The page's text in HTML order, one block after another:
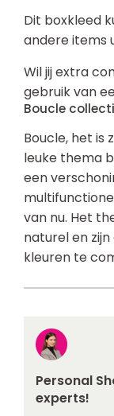
Dit boxkleed
andere items
Wil jij extra
gebruik van
Boucle
Boucle, het is
leuke thema
een
van nu. Het
naturel en
kleuren te
Personal
experts!